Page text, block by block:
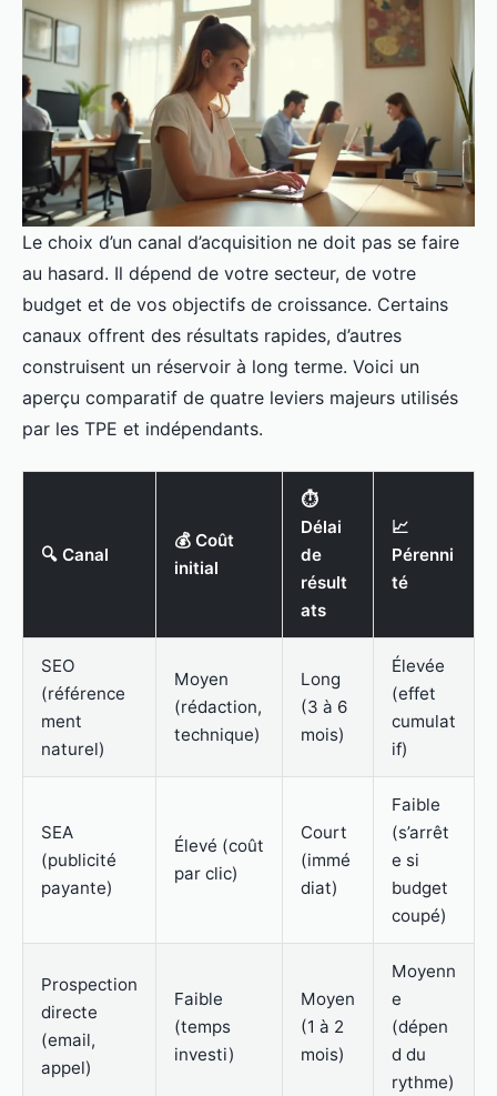
Le choix d’un canal d’acquisition ne doit pas se faire
au hasard. Il dépend de votre secteur, de votre
budget et de vos objectifs de croissance. Certains
canaux offrent des résultats rapides, d’autres
construisent un réservoir à long terme. Voici un
aperçu comparatif de quatre leviers majeurs utilisés
par les TPE et indépendants.
🔍 Canal
💰 Coût
initial
⏱️
Délai
de
résult
ats
📈
Pérenni
té
SEO
(référence
ment
naturel)
Moyen
(rédaction,
technique)
Long
(3 à 6
mois)
Élevée
(effet
cumulat
if)
SEA
(publicité
payante)
Élevé (coût
par clic)
Court
(immé
diat)
Faible
(s’arrêt
e si
budget
coupé)
Prospection
directe
(email,
appel)
Faible
(temps
investi)
Moyen
(1 à 2
mois)
Moyenn
e
(dépen
d du
rythme)